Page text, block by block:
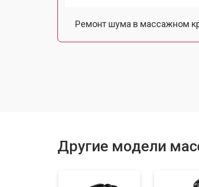
Ремонт шума в массажном
Другие модели